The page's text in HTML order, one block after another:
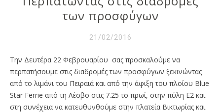
των προσφύγων
21/02/2016
Την Δευτέρα 22 Φεβρουαρίου σας προσκαλούμε να
περπατήσουμε στις διαδρομές των προσφύγων ξεκινώντας
από το λιμάνι του Πειραιά και από την άφιξη του πλοίου Blue
Star Ferrie από τη Λέσβο στις 7.25 το πρωί, στην πύλη Ε2 και
στη συνέχεια να κατευθυνθούμε στην πλατεία Βικτωρίας και